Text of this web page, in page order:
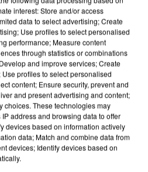
000 CLIENTS DÉROBÉES À
UNE...
interest: Store and/or access
data to select advertising; Create
Use profiles to select personalised
performance; Measure content
through statistics or combinations
and improve services; Create
profiles to select personalised
content; Ensure security, prevent and
and present advertising and content;
choices. These technologies may
address and browsing data to offer
devices based on information actively
data; Match and combine data from
devices; Identify devices based on